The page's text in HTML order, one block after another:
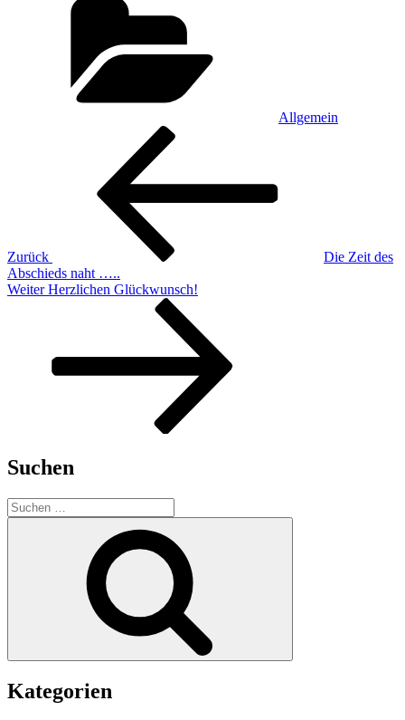
Allgemein
Beitragsnavigation
Zurück
Die Zeit des
Abschieds naht …..
Nächster
Weiter Herzlichen Glückwunsch!
Suchen
Suche
nach:
Kategorien